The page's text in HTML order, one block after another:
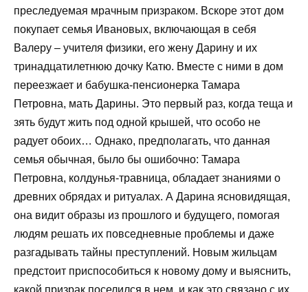
преследуемая мрачным призраком. Вскоре этот дом
покупает семья Ивановых, включающая в себя
Валеру – учителя физики, его жену Дарину и их
тринадцатилетнюю дочку Катю. Вместе с ними в дом
переезжает и бабушка-пенсионерка Тамара
Петровна, мать Дарины. Это первый раз, когда теща и
зять будут жить под одной крышей, что особо не
радует обоих… Однако, предполагать, что данная
семья обычная, было бы ошибочно: Тамара
Петровна, колдунья-травница, обладает знаниями о
древних обрядах и ритуалах. А Дарина ясновидящая,
она видит образы из прошлого и будущего, помогая
людям решать их повседневные проблемы и даже
разгадывать тайны преступлений. Новым жильцам
предстоит приспособиться к новому дому и выяснить,
какой призрак поселился в нем, и как это связано с их